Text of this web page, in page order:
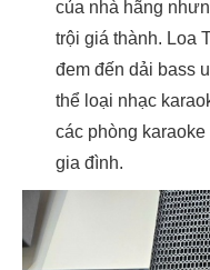
của nhà hãng
trội giá thành. Loa
đem đến dải bass
thể loại nhạc
các phòng
gia đình.